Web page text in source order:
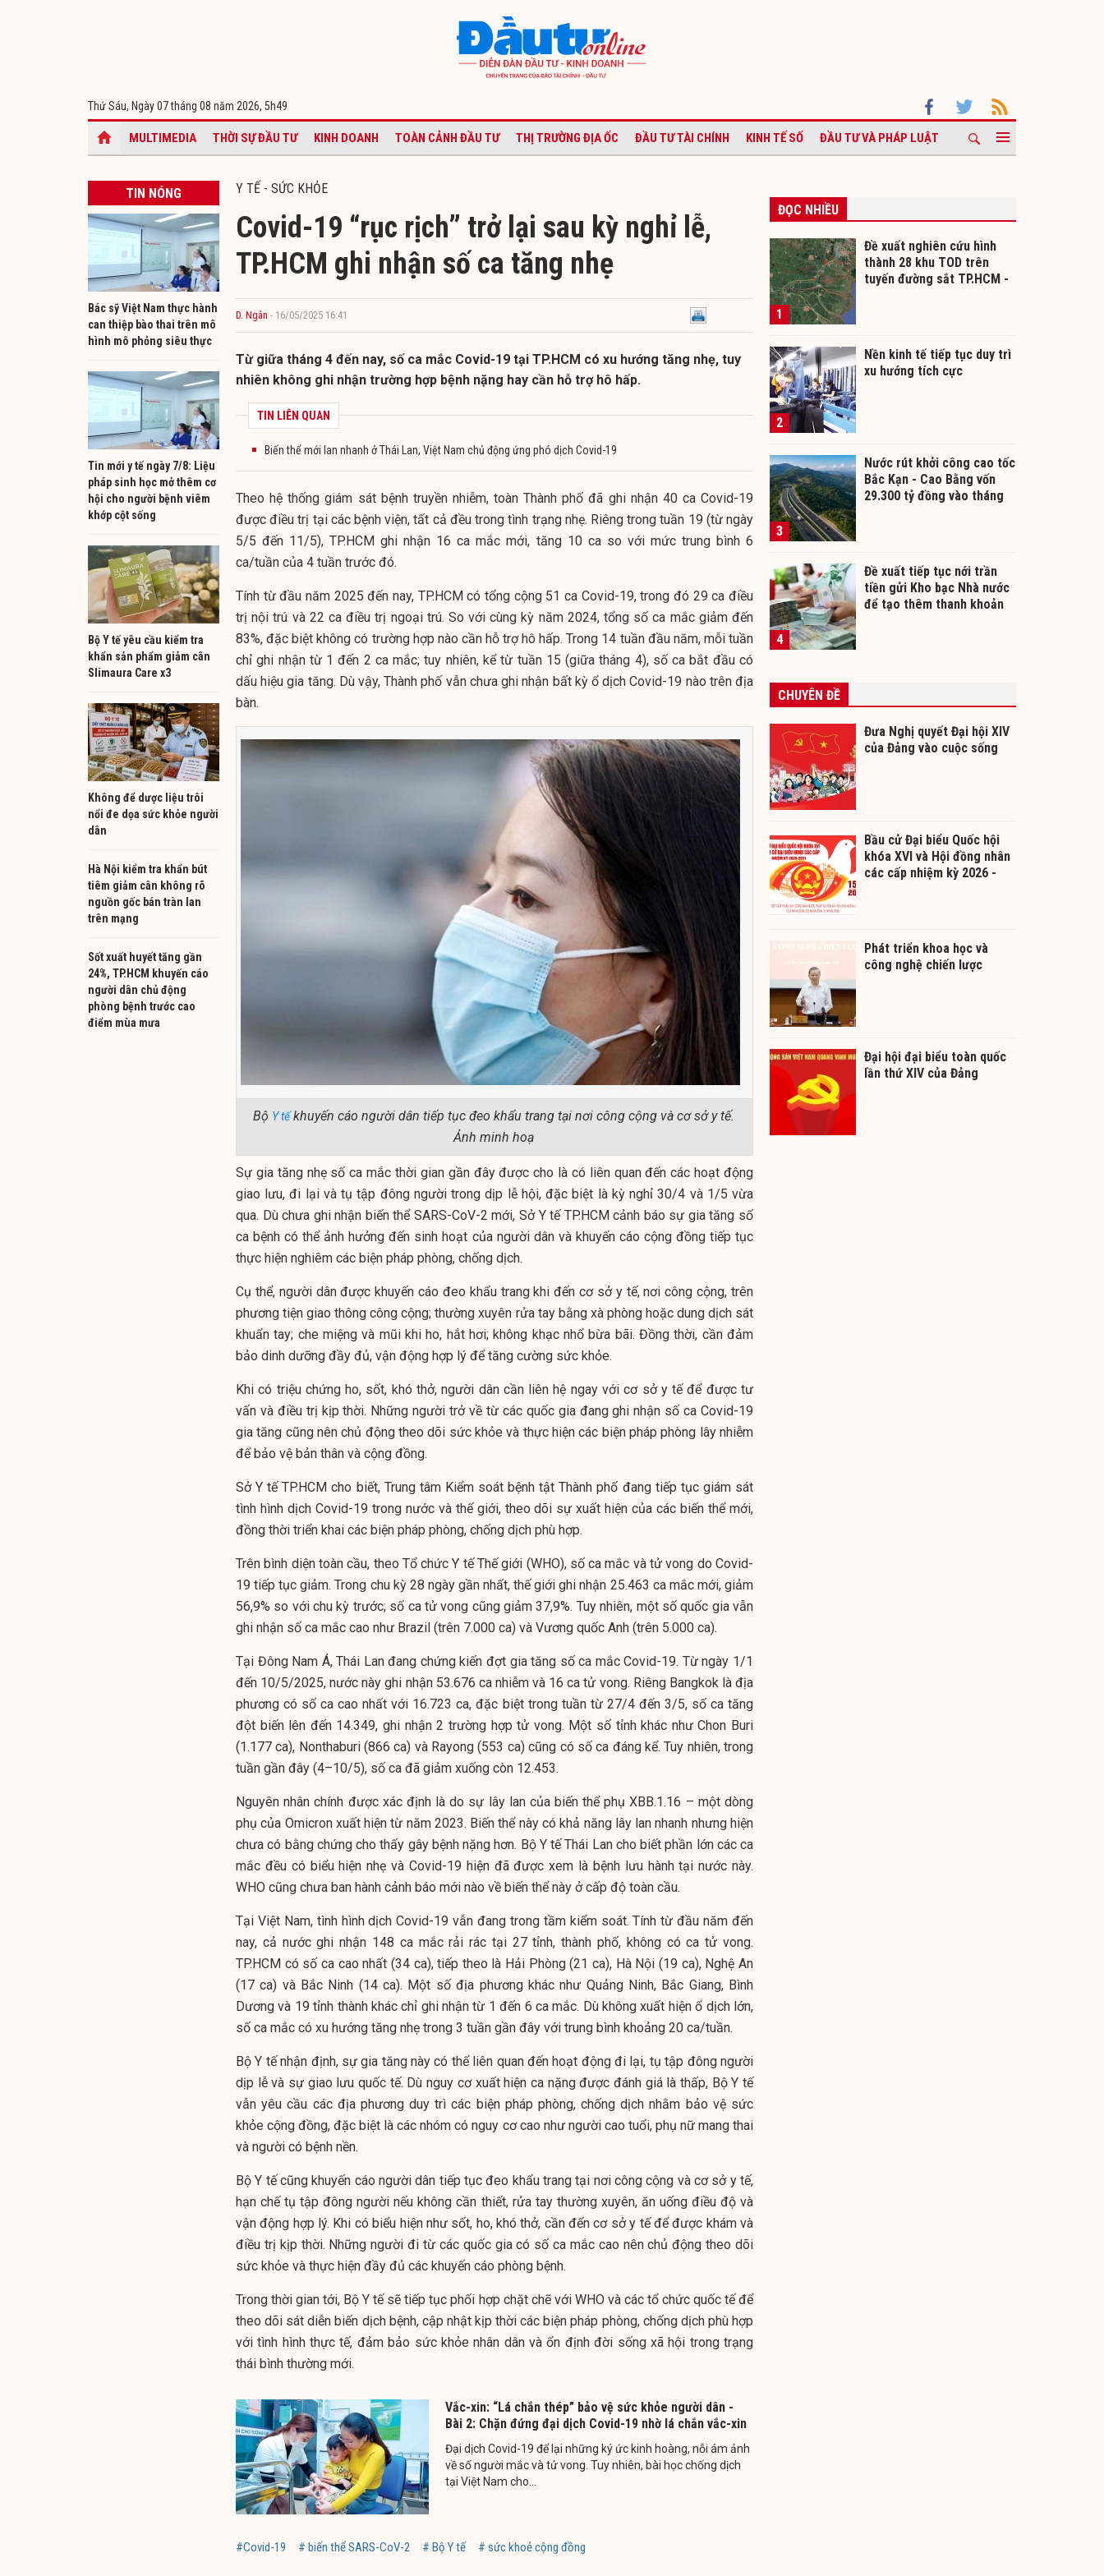
Thứ Sáu, Ngày 07 tháng 08 năm 2026, 5h49
MULTIMEDIA THỜI SỰ ĐẦU TƯ KINH DOANH TOÀN CẢNH ĐẦU TƯ THỊ TRƯỜNG ĐỊA ỐC ĐẦU TƯ TÀI CHÍNH KINH TẾ SỐ ĐẦU TƯ VÀ PHÁP LUẬT
TIN NÓNG
Bác sỹ Việt Nam thực hành
can thiệp bào thai trên mô
hình mô phỏng siêu thực
Tin mới y tế ngày 7/8: Liệu
pháp sinh học mở thêm cơ
hội cho người bệnh viêm
khớp cột sống
Bộ Y tế yêu cầu kiểm tra
khẩn sản phẩm giảm cân
Slimaura Care x3
Không để dược liệu trôi
nổi đe dọa sức khỏe người
dân
Hà Nội kiểm tra khẩn bút
tiêm giảm cân không rõ
nguồn gốc bán tràn lan
trên mạng
Sốt xuất huyết tăng gần
24%, TP.HCM khuyến cáo
người dân chủ động
phòng bệnh trước cao
điểm mùa mưa
Y TẾ - SỨC KHỎE
Covid-19 “rục rịch” trở lại sau kỳ nghỉ lễ,
TP.HCM ghi nhận số ca tăng nhẹ
D. Ngân - 16/05/2025 16:41
Từ giữa tháng 4 đến nay, số ca mắc Covid-19 tại TP.HCM có xu hướng tăng nhẹ, tuy
nhiên không ghi nhận trường hợp bệnh nặng hay cần hỗ trợ hô hấp.
TIN LIÊN QUAN
Biến thể mới lan nhanh ở Thái Lan, Việt Nam chủ động ứng phó dịch Covid-19
Theo hệ thống giám sát bệnh truyền nhiễm, toàn Thành phố đã ghi nhận 40 ca Covid-19
được điều trị tại các bệnh viện, tất cả đều trong tình trạng nhẹ. Riêng trong tuần 19 (từ ngày
5/5 đến 11/5), TP.HCM ghi nhận 16 ca mắc mới, tăng 10 ca so với mức trung bình 6
ca/tuần của 4 tuần trước đó.
Tính từ đầu năm 2025 đến nay, TP.HCM có tổng cộng 51 ca Covid-19, trong đó 29 ca điều
trị nội trú và 22 ca điều trị ngoại trú. So với cùng kỳ năm 2024, tổng số ca mắc giảm đến
83%, đặc biệt không có trường hợp nào cần hỗ trợ hô hấp. Trong 14 tuần đầu năm, mỗi tuần
chỉ ghi nhận từ 1 đến 2 ca mắc; tuy nhiên, kể từ tuần 15 (giữa tháng 4), số ca bắt đầu có
dấu hiệu gia tăng. Dù vậy, Thành phố vẫn chưa ghi nhận bất kỳ ổ dịch Covid-19 nào trên địa
bàn.
Bộ Y tếkhuyến cáo người dân tiếp tục đeo khẩu trang tại nơi công cộng và cơ sở y tế.
Ảnh minh hoạ
Sự gia tăng nhẹ số ca mắc thời gian gần đây được cho là có liên quan đến các hoạt động
giao lưu, đi lại và tụ tập đông người trong dịp lễ hội, đặc biệt là kỳ nghỉ 30/4 và 1/5 vừa
qua. Dù chưa ghi nhận biến thể SARS-CoV-2 mới, Sở Y tế TP.HCM cảnh báo sự gia tăng số
ca bệnh có thể ảnh hưởng đến sinh hoạt của người dân và khuyến cáo cộng đồng tiếp tục
thực hiện nghiêm các biện pháp phòng, chống dịch.
Cụ thể, người dân được khuyến cáo đeo khẩu trang khi đến cơ sở y tế, nơi công cộng, trên
phương tiện giao thông công cộng; thường xuyên rửa tay bằng xà phòng hoặc dung dịch sát
khuẩn tay; che miệng và mũi khi ho, hắt hơi; không khạc nhổ bừa bãi. Đồng thời, cần đảm
bảo dinh dưỡng đầy đủ, vận động hợp lý để tăng cường sức khỏe.
Khi có triệu chứng ho, sốt, khó thở, người dân cần liên hệ ngay với cơ sở y tế để được tư
vấn và điều trị kịp thời. Những người trở về từ các quốc gia đang ghi nhận số ca Covid-19
gia tăng cũng nên chủ động theo dõi sức khỏe và thực hiện các biện pháp phòng lây nhiễm
để bảo vệ bản thân và cộng đồng.
Sở Y tế TP.HCM cho biết, Trung tâm Kiểm soát bệnh tật Thành phố đang tiếp tục giám sát
tình hình dịch Covid-19 trong nước và thế giới, theo dõi sự xuất hiện của các biến thể mới,
đồng thời triển khai các biện pháp phòng, chống dịch phù hợp.
Trên bình diện toàn cầu, theo Tổ chức Y tế Thế giới (WHO), số ca mắc và tử vong do Covid-
19 tiếp tục giảm. Trong chu kỳ 28 ngày gần nhất, thế giới ghi nhận 25.463 ca mắc mới, giảm
56,9% so với chu kỳ trước; số ca tử vong cũng giảm 37,9%. Tuy nhiên, một số quốc gia vẫn
ghi nhận số ca mắc cao như Brazil (trên 7.000 ca) và Vương quốc Anh (trên 5.000 ca).
Tại Đông Nam Á, Thái Lan đang chứng kiến đợt gia tăng số ca mắc Covid-19. Từ ngày 1/1
đến 10/5/2025, nước này ghi nhận 53.676 ca nhiễm và 16 ca tử vong. Riêng Bangkok là địa
phương có số ca cao nhất với 16.723 ca, đặc biệt trong tuần từ 27/4 đến 3/5, số ca tăng
đột biến lên đến 14.349, ghi nhận 2 trường hợp tử vong. Một số tỉnh khác như Chon Buri
(1.177 ca), Nonthaburi (866 ca) và Rayong (553 ca) cũng có số ca đáng kể. Tuy nhiên, trong
tuần gần đây (4–10/5), số ca đã giảm xuống còn 12.453.
Nguyên nhân chính được xác định là do sự lây lan của biến thể phụ XBB.1.16 – một dòng
phụ của Omicron xuất hiện từ năm 2023. Biến thể này có khả năng lây lan nhanh nhưng hiện
chưa có bằng chứng cho thấy gây bệnh nặng hơn. Bộ Y tế Thái Lan cho biết phần lớn các ca
mắc đều có biểu hiện nhẹ và Covid-19 hiện đã được xem là bệnh lưu hành tại nước này.
WHO cũng chưa ban hành cảnh báo mới nào về biến thể này ở cấp độ toàn cầu.
Tại Việt Nam, tình hình dịch Covid-19 vẫn đang trong tầm kiểm soát. Tính từ đầu năm đến
nay, cả nước ghi nhận 148 ca mắc rải rác tại 27 tỉnh, thành phố, không có ca tử vong.
TP.HCM có số ca cao nhất (34 ca), tiếp theo là Hải Phòng (21 ca), Hà Nội (19 ca), Nghệ An
(17 ca) và Bắc Ninh (14 ca). Một số địa phương khác như Quảng Ninh, Bắc Giang, Bình
Dương và 19 tỉnh thành khác chỉ ghi nhận từ 1 đến 6 ca mắc. Dù không xuất hiện ổ dịch lớn,
số ca mắc có xu hướng tăng nhẹ trong 3 tuần gần đây với trung bình khoảng 20 ca/tuần.
Bộ Y tế nhận định, sự gia tăng này có thể liên quan đến hoạt động đi lại, tụ tập đông người
dịp lễ và sự giao lưu quốc tế. Dù nguy cơ xuất hiện ca nặng được đánh giá là thấp, Bộ Y tế
vẫn yêu cầu các địa phương duy trì các biện pháp phòng, chống dịch nhằm bảo vệ sức
khỏe cộng đồng, đặc biệt là các nhóm có nguy cơ cao như người cao tuổi, phụ nữ mang thai
và người có bệnh nền.
Bộ Y tế cũng khuyến cáo người dân tiếp tục đeo khẩu trang tại nơi công cộng và cơ sở y tế,
hạn chế tụ tập đông người nếu không cần thiết, rửa tay thường xuyên, ăn uống điều độ và
vận động hợp lý. Khi có biểu hiện như sốt, ho, khó thở, cần đến cơ sở y tế để được khám và
điều trị kịp thời. Những người đi từ các quốc gia có số ca mắc cao nên chủ động theo dõi
sức khỏe và thực hiện đầy đủ các khuyến cáo phòng bệnh.
Trong thời gian tới, Bộ Y tế sẽ tiếp tục phối hợp chặt chẽ với WHO và các tổ chức quốc tế để
theo dõi sát diễn biến dịch bệnh, cập nhật kịp thời các biện pháp phòng, chống dịch phù hợp
với tình hình thực tế, đảm bảo sức khỏe nhân dân và ổn định đời sống xã hội trong trạng
thái bình thường mới.
Vắc-xin: “Lá chắn thép” bảo vệ sức khỏe người dân -
Bài 2: Chặn đứng đại dịch Covid-19 nhờ lá chắn vắc-xin
Đại dịch Covid-19 để lại những ký ức kinh hoàng, nỗi ám ảnh
về số người mắc và tử vong. Tuy nhiên, bài học chống dịch
tại Việt Nam cho...
#Covid-19 # biến thể SARS-CoV-2 # Bộ Y tế # sức khoẻ cộng đồng
ĐỌC NHIỀU
1
Đề xuất nghiên cứu hình
thành 28 khu TOD trên
tuyến đường sắt TP.HCM -
2
Nền kinh tế tiếp tục duy trì
xu hướng tích cực
3
Nước rút khởi công cao tốc
Bắc Kạn - Cao Bằng vốn
29.300 tỷ đồng vào tháng
4
Đề xuất tiếp tục nới trần
tiền gửi Kho bạc Nhà nước
để tạo thêm thanh khoản
CHUYÊN ĐỀ
Đưa Nghị quyết Đại hội XIV
của Đảng vào cuộc sống
Bầu cử Đại biểu Quốc hội
khóa XVI và Hội đồng nhân
các cấp nhiệm kỳ 2026 -
Phát triển khoa học và
công nghệ chiến lược
Đại hội đại biểu toàn quốc
lần thứ XIV của Đảng